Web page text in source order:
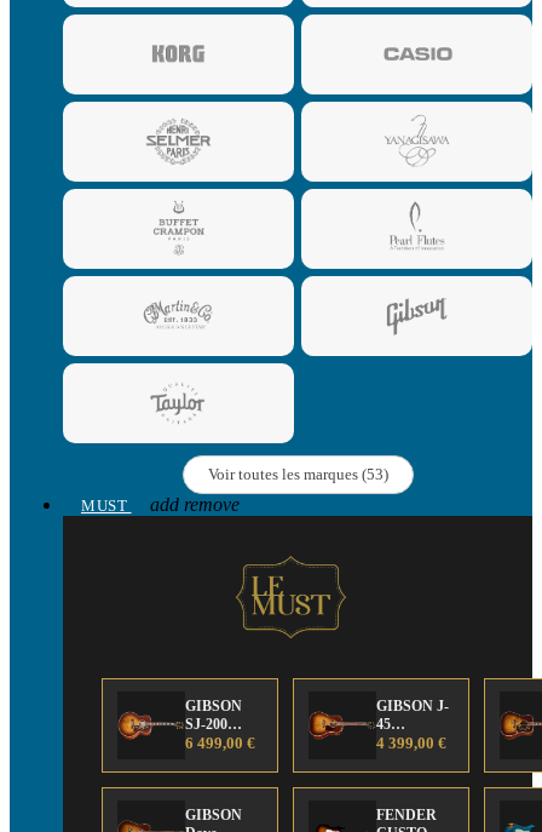
Voir toutes les marques (53)
MUST
add remove
GIBSON
SJ-200
Anniversary
Edition
6 499,00 €
GIBSON J-
45
Anniversary
Edition
4 399,00 €
GIBSON
FENDER